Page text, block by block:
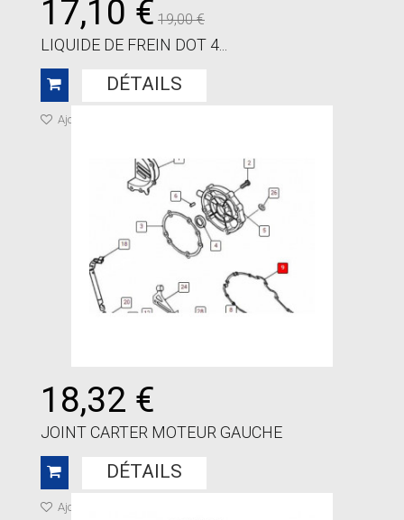
17,10 € 19,00 €
LIQUIDE DE FREIN DOT 4...
DÉTAILS
Ajouter à ma liste de cadeaux
18,32 €
JOINT CARTER MOTEUR GAUCHE
DÉTAILS
Ajouter à ma liste de cadeaux